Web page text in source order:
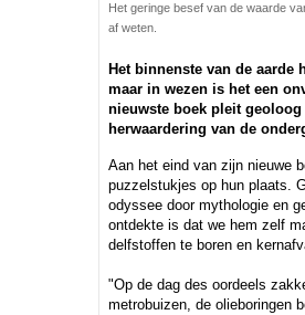
Het geringe besef van de waarde
af weten.
Het binnenste van de aarde
maar in wezen is het een
nieuwste boek pleit
herwaardering van de
Aan het eind van zijn nieuwe
puzzelstukjes op hun plaats.
odyssee door mythologie en
ontdekte is dat we hem zelf
delfstoffen te boren en
"Op de dag des oordeels
metrobuizen, de olieboringen